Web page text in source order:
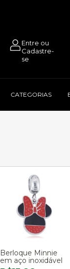
CATEGORIAS
Berloque Minnie
em aço inoxidável